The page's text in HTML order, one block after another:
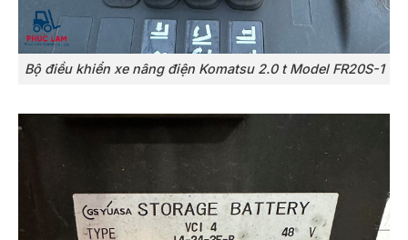
Bộ điều khiển xe nâng điện Komatsu 2.0 t Model FR20S-1